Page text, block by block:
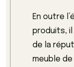
En outre
produits,
de la
meuble